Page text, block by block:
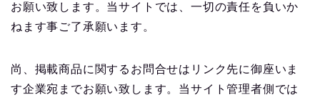
お願い致します。当サイトでは、一切の責任を負いか
ねます事ご了承願います。
尚、掲載商品に関するお問合せはリンク先に御座いま
す企業宛までお願い致します。当サイト管理者側では